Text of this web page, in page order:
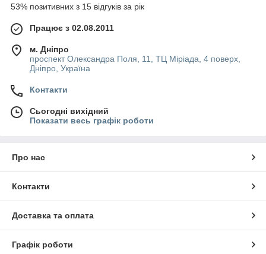
53% позитивних з 15 відгуків за рік
Працює з 02.08.2011
м. Дніпро
проспект Олександра Поля, 11, ТЦ Міріада, 4 поверх,
Дніпро, Україна
Контакти
Сьогодні вихідний
Показати весь графік роботи
Про нас
Контакти
Доставка та оплата
Графік роботи